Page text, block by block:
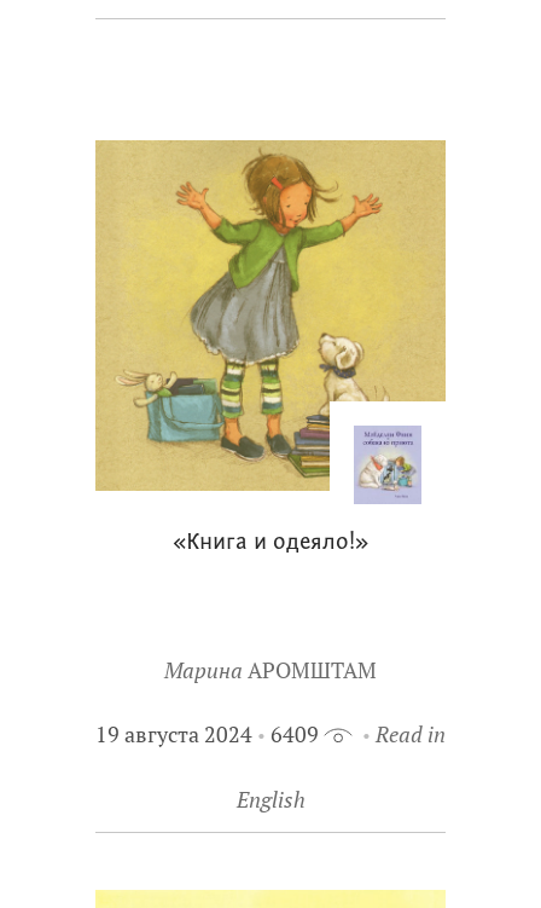
«Книга и одеяло!»
Марина АРОМШТАМ
19 августа 2024 6409 Read in
English